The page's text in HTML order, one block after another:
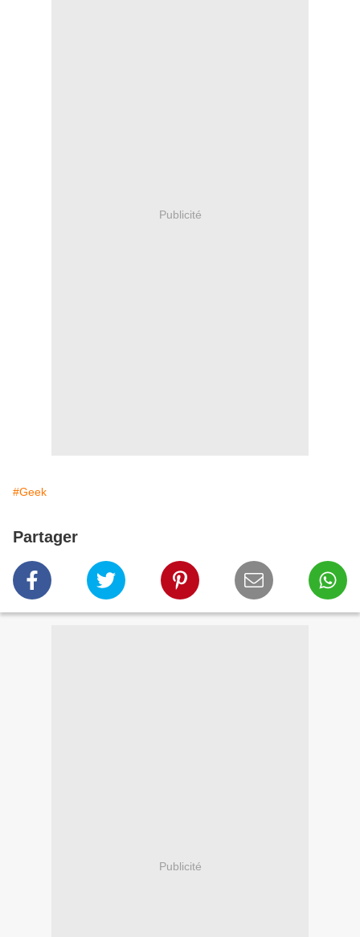
Publicité
#Geek
Partager
Publicité